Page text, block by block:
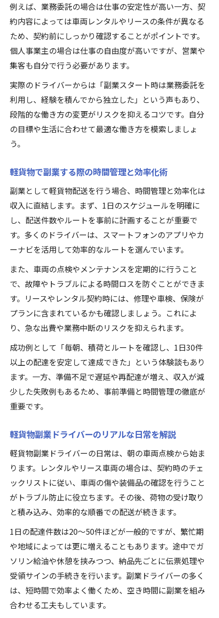
例えば、業務委託の場合は仕事の安定性が高い一方、契
約内容によっては車両レンタルやリースの条件が異なる
ため、契約前にしっかり確認することがポイントです。
個人事業主の場合は仕事の自由度が高いですが、営業や
集客も自分で行う必要があります。
実際のドライバーからは「副業スタート時は業務委託を
利用し、経験を積んでから独立した」という声もあり、
段階的な働き方の変更がリスクを抑えるコツです。自分
の目標や生活に合わせて最適な働き方を模索しましょ
う。
軽貨物で副業する際の時間管理と効率化術
副業として軽貨物配送を行う場合、時間管理と効率化は
収入に直結します。まず、1日のスケジュールを明確に
し、配送件数やルートを事前に計画することが重要で
す。多くのドライバーは、スマートフォンのアプリやカ
ーナビを活用して効率的なルートを選んでいます。
また、車両の点検やメンテナンスを定期的に行うこと
で、故障やトラブルによる時間ロスを防ぐことができま
す。リースやレンタル契約時には、修理や車検、保険が
プランに含まれているかも確認しましょう。これによ
り、急な出費や業務中断のリスクを抑えられます。
成功例として「毎朝、積荷とルートを確認し、1日30件
以上の配達を安定して達成できた」という体験談もあり
ます。一方、準備不足で遅延や再配達が増え、収入が減
少した失敗例もあるため、事前準備と時間管理の徹底が
重要です。
軽貨物副業ドライバーのリアルな日常を解説
軽貨物副業ドライバーの日常は、朝の車両点検から始ま
ります。レンタルやリース車両の場合は、契約時のチェ
ックリストに従い、車両の傷や装備品の確認を行うこと
がトラブル防止に役立ちます。その後、荷物の受け取り
と積み込み、効率的な順番での配送が続きます。
1日の配達件数は20～50件ほどが一般的ですが、繁忙期
や地域によっては更に増えることもあります。途中でガ
ソリン給油や休憩を挟みつつ、納品先ごとに伝票処理や
受領サインの手続きを行います。副業ドライバーの多く
は、短時間で効率よく働くため、空き時間に副業を組み
合わせる工夫もしています。